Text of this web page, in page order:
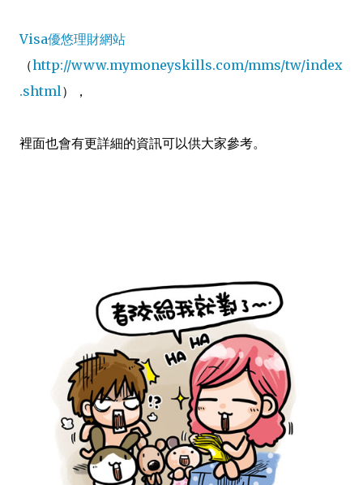
Visa優悠理財網站
（http://www.mymoneyskills.com/mms/tw/index
.shtml），
裡面也會有更詳細的資訊可以供大家參考。